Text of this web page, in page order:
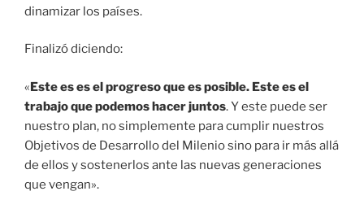
dinamizar los países.
Finalizó diciendo:
«Este es es el progreso que es posible. Este es el
trabajo que podemos hacer juntos. Y este puede ser
nuestro plan, no simplemente para cumplir nuestros
Objetivos de Desarrollo del Milenio sino para ir más allá
de ellos y sostenerlos ante las nuevas generaciones
que vengan».